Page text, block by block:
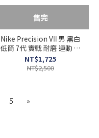
售完
Nike Precision VII 男 黑白
低筒 7代 實戰 耐磨 運動 緩
震 包覆 籃球鞋 FN4322-
005
NT$1,725
NT$2,500
5 »